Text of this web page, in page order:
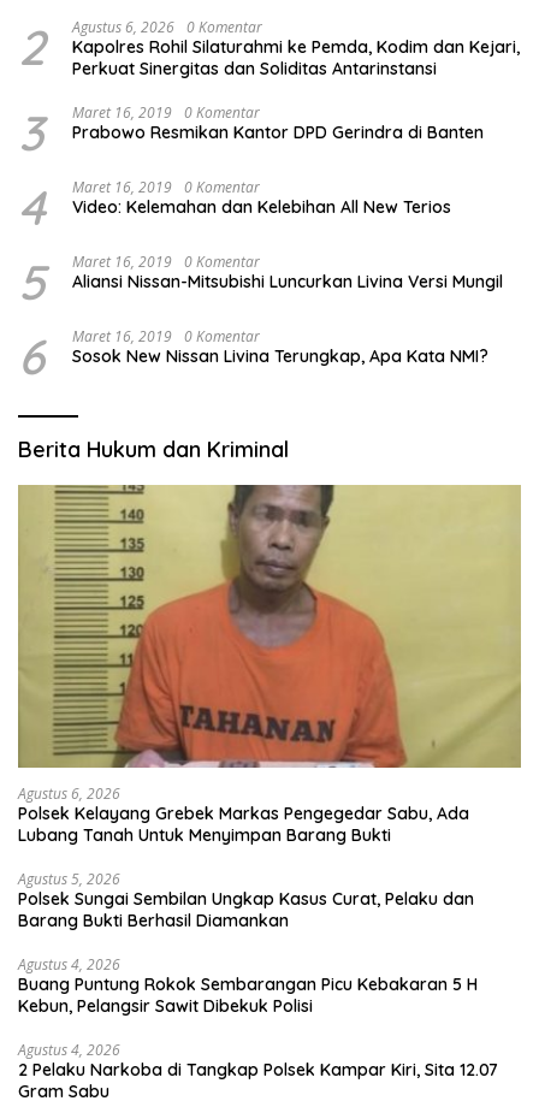
2 Agustus 6, 2026 0 Komentar
Kapolres Rohil Silaturahmi ke Pemda, Kodim dan Kejari,
Perkuat Sinergitas dan Soliditas Antarinstansi
3 Maret 16, 2019 0 Komentar
Prabowo Resmikan Kantor DPD Gerindra di Banten
4 Maret 16, 2019 0 Komentar
Video: Kelemahan dan Kelebihan All New Terios
5 Maret 16, 2019 0 Komentar
Aliansi Nissan-Mitsubishi Luncurkan Livina Versi Mungil
6 Maret 16, 2019 0 Komentar
Sosok New Nissan Livina Terungkap, Apa Kata NMI?
Berita Hukum dan Kriminal
Agustus 6, 2026
Polsek Kelayang Grebek Markas Pengegedar Sabu, Ada
Lubang Tanah Untuk Menyimpan Barang Bukti
Agustus 5, 2026
Polsek Sungai Sembilan Ungkap Kasus Curat, Pelaku dan
Barang Bukti Berhasil Diamankan
Agustus 4, 2026
Buang Puntung Rokok Sembarangan Picu Kebakaran 5 H
Kebun, Pelangsir Sawit Dibekuk Polisi
Agustus 4, 2026
2 Pelaku Narkoba di Tangkap Polsek Kampar Kiri, Sita 12.07
Gram Sabu